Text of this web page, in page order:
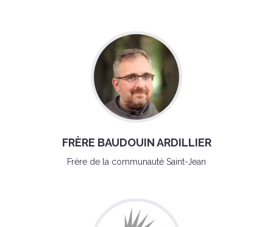
FRÈRE BAUDOUIN ARDILLIER
Frère de la communauté Saint-Jean